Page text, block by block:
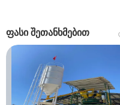
ფასი შეთანხმებით